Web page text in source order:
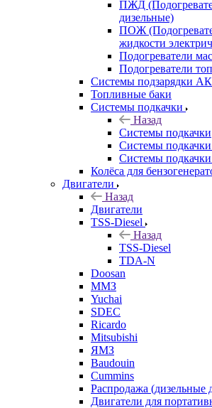
ПЖД
дизельные)
ПОЖ
жидкости
Подогреватели
Подогреватели
Системы подзарядки
Топливные баки
Системы подкачки
Назад
Системы подкачки
Системы
Системы подкачки
Колёса для
Двигатели
Назад
Двигатели
TSS-Diesel
Назад
TSS-Diesel
TDA-N
Doosan
ММЗ
Yuchai
SDEC
Ricardo
Mitsubishi
ЯМЗ
Baudouin
Cummins
Распродажа (дизельные
Двигатели для